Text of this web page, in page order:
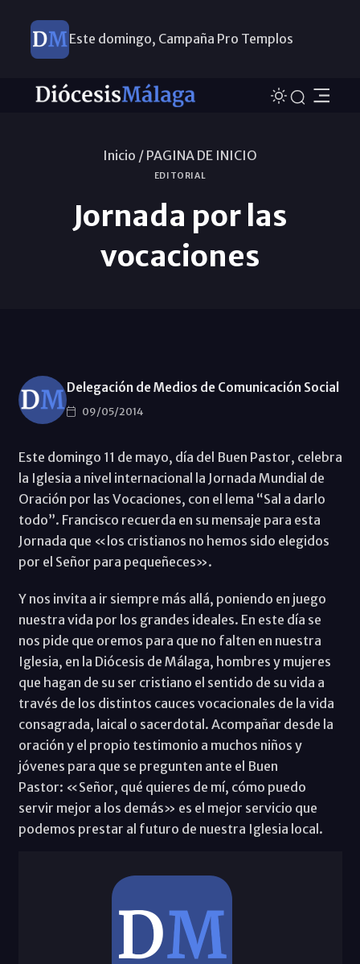
Este domingo, Campaña Pro Templos
Inicio / PAGINA DE INICIO
EDITORIAL
Jornada por las
vocaciones
Delegación de Medios de Comunicación Social
09/05/2014
Este domingo 11 de mayo, día del Buen Pastor, celebra
la Iglesia a nivel internacional la Jornada Mundial de
Oración por las Vocaciones, con el lema “Sal a darlo
todo”. Francisco recuerda en su mensaje para esta
Jornada que «los cristianos no hemos sido elegidos
por el Señor para pequeñeces».
Y nos invita a ir siempre más allá, poniendo en juego
nuestra vida por los grandes ideales. En este día se
nos pide que oremos para que no falten en nuestra
Iglesia, en la Diócesis de Málaga, hombres y mujeres
que hagan de su ser cristiano el sentido de su vida a
través de los distintos cauces vocacionales de la vida
consagrada, laical o sacerdotal. Acompañar desde la
oración y el propio testimonio a muchos niños y
jóvenes para que se pregunten ante el Buen
Pastor: «Señor, qué quieres de mí, cómo puedo
servir mejor a los demás» es el mejor servicio que
podemos prestar al futuro de nuestra Iglesia local.